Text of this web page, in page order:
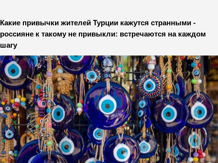
Какие привычки жителей Турции кажутся странными -
россияне к такому не привыкли: встречаются на каждом
шагу